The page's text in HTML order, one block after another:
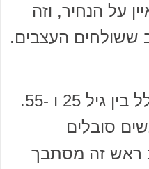
על הנחיר, וזה
ששולחים העצבים.
מיגרנה נגרמת בדרך כלל בין גיל 25 ו -55.
אנשים סובלים
ראש זה מסתבך